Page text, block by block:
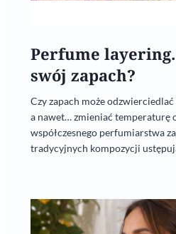
Perfume
swój zapach?
Czy zapach może
a nawet… zmieniać temperaturę
współczesnego perfumiarstwa
tradycyjnych kompozycji